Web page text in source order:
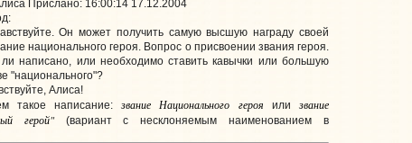
Прислано: 16:00:14 17.12.2004
Он может получить самую высшую награду своей
национального героя. Вопрос о присвоении звания героя.
написано, или необходимо ставить кавычки или большую
"национального"?
Алиса!
такое написание:звание Национального героя или звание
герой"(вариант с несклоняемым наименованием в